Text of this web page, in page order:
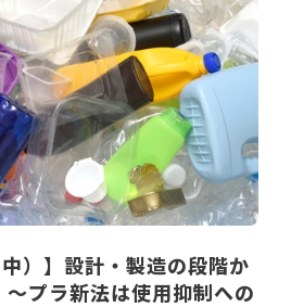
中）】設計・製造の段階か
～プラ新法は使用抑制への